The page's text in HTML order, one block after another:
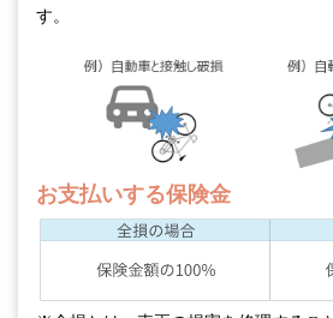
す。
お支払いする保険金